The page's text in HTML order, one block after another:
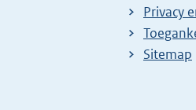
Privacy
Sitemap